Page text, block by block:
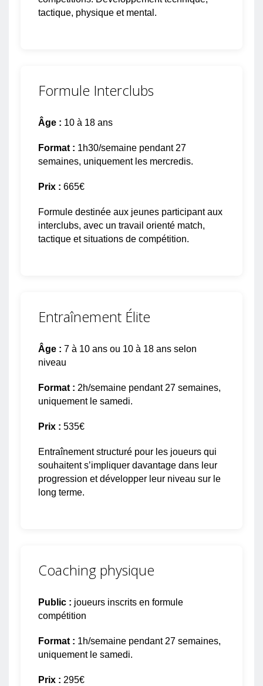
tactique, physique et mental.
Formule Interclubs
Âge : 10 à 18 ans
Format : 1h30/semaine pendant 27
semaines, uniquement les mercredis.
Prix : 665€
Formule destinée aux jeunes participant aux
interclubs, avec un travail orienté match,
tactique et situations de compétition.
Entraînement Élite
Âge : 7 à 10 ans ou 10 à 18 ans selon
niveau
Format : 2h/semaine pendant 27 semaines,
uniquement le samedi.
Prix : 535€
Entraînement structuré pour les joueurs qui
souhaitent s’impliquer davantage dans leur
progression et développer leur niveau sur le
long terme.
Coaching physique
Public : joueurs inscrits en formule
compétition
Format : 1h/semaine pendant 27 semaines,
uniquement le samedi.
Prix : 295€